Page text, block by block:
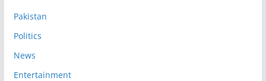
Pakistan
Politics
News
Entertainment